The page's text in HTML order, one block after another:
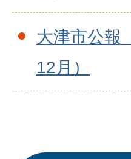
大津市公報
12月）